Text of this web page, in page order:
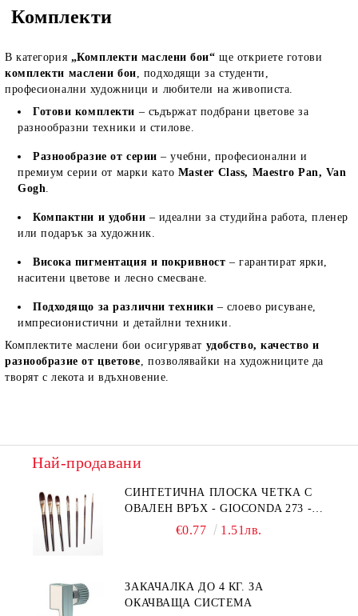
Комплекти
В категория „Комплекти маслени бои“ ще откриете готови
комплекти маслени бои , подходящи за студенти,
професионални художници и любители на живописта.
Готови комплекти – съдържат подбрани цветове за
разнообразни техники и стилове.
Разнообразие от серии – учебни, професионални и
премиум серии от марки като Master Class, Maestro Pan, Van
Gogh
Компактни и удобни – идеални за студийна работа, пленер
или подарък за художник.
Висока пигментация и покривност – гарантират ярки,
наситени цветове и лесно смесване.
Подходящо за различни техники – слоево рисуване,
импресионистични и детайлни техники.
Комплектите маслени бои осигуряват удобство, качество и
разнообразие от цветове , позволявайки на художниците да
творят с лекота и вдъхновение.
Най-продавани
СИНТЕТИЧНА ПЛОСКА ЧЕТКА С
ОВАЛЕН ВРЪХ - GIOCONDA 273 -
€0.77 1.51лв.
ЗАКАЧАЛКА ДО 4 КГ. ЗА
ОКАЧВАЩА СИСТЕМА